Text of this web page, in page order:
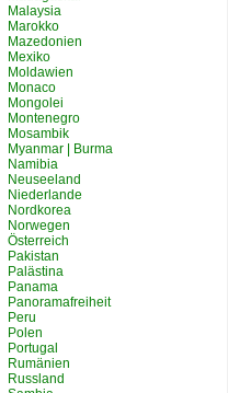
Malaysia
Marokko
Mazedonien
Mexiko
Moldawien
Monaco
Mongolei
Montenegro
Mosambik
Myanmar | Burma
Namibia
Neuseeland
Niederlande
Nordkorea
Norwegen
Österreich
Pakistan
Palästina
Panama
Panoramafreiheit
Peru
Polen
Portugal
Rumänien
Russland